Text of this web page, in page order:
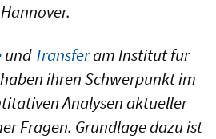
Hannover.
undTransferam Institut für
ihren Schwerpunkt im
Analysen aktueller
Fragen. Grundlage dazu ist